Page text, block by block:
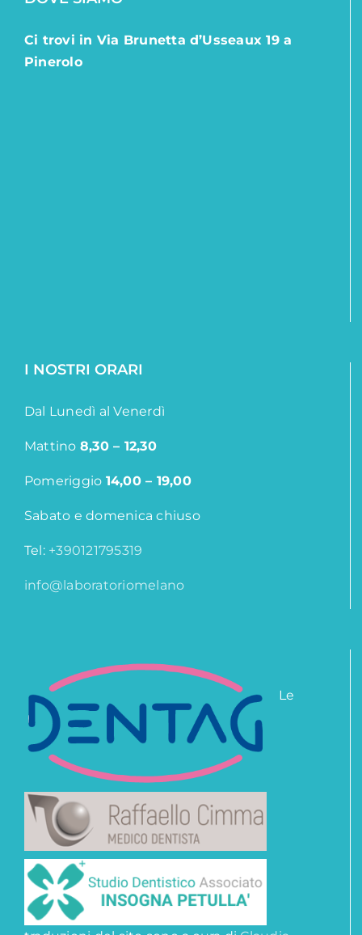
Ci trovi in Via Brunetta d’Usseaux 19 a
Pinerolo
I NOSTRI ORARI
Dal Lunedì al Venerdì
Mattino 8,30 – 12,30
Pomeriggio 14,00 – 19,00
Sabato e domenica chiuso
Tel: +390121795319
info@laboratoriomelano
Le